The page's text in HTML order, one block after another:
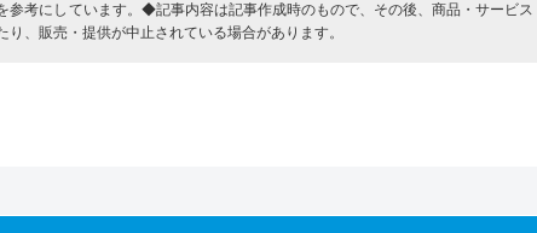
参考にしています。◆記事内容は記事作成時のもので、その後、商品・サービス
、販売・提供が中止されている場合があります。